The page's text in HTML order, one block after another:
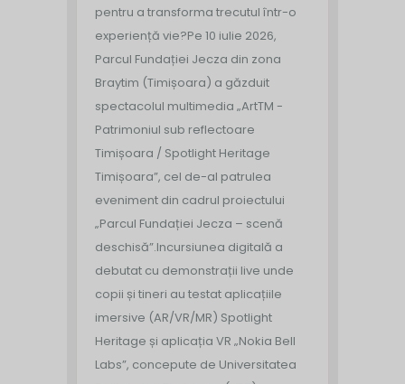
pentru a transforma trecutul într-o
experiență vie?Pe 10 iulie 2026,
Parcul Fundației Jecza din zona
Braytim (Timișoara) a găzduit
spectacolul multimedia „ArtTM -
Patrimoniul sub reflectoare
Timișoara / Spotlight Heritage
Timișoara”, cel de-al patrulea
eveniment din cadrul proiectului
„Parcul Fundației Jecza – scenă
deschisă”.Incursiunea digitală a
debutat cu demonstrații live unde
copii și tineri au testat aplicațiile
imersive (AR/VR/MR) Spotlight
Heritage și aplicația VR „Nokia Bell
Labs”, concepute de Universitatea